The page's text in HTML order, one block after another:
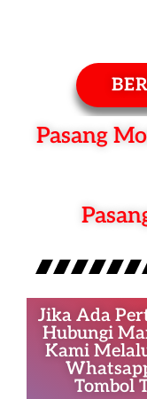
Pasang
Jika Ada
Hubungi
Kami
Tombol